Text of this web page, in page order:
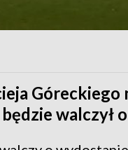
walczył